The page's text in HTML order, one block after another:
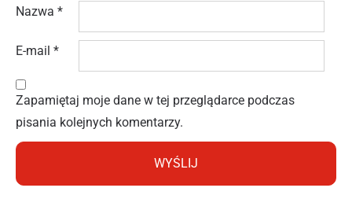
Nazwa *
E-mail *
Zapamiętaj moje dane w tej przeglądarce podczas
pisania kolejnych komentarzy.